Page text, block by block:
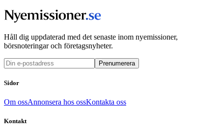
Håll dig uppdaterad med det senaste inom nyemissioner,
börsnoteringar och företagsnyheter.
Prenumerera
Sidor
Om ossAnnonsera hos ossKontakta oss
Kontakt